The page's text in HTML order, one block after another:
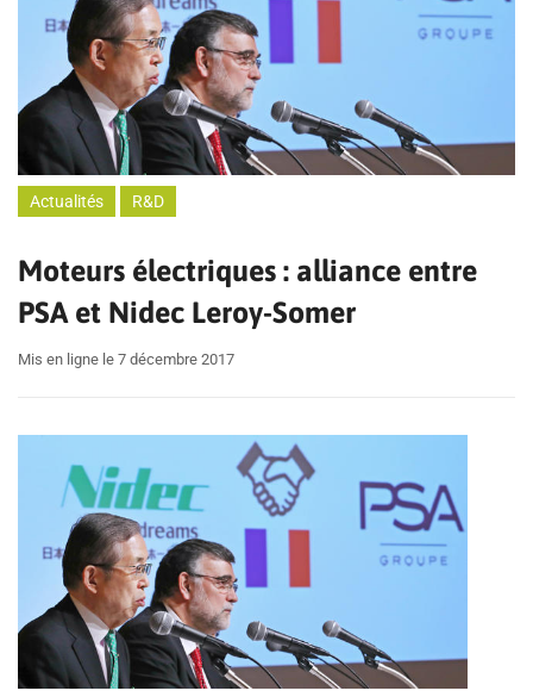
Actualités R&D
Moteurs électriques : alliance entre
PSA et Nidec Leroy-Somer
Mis en ligne le 7 décembre 2017